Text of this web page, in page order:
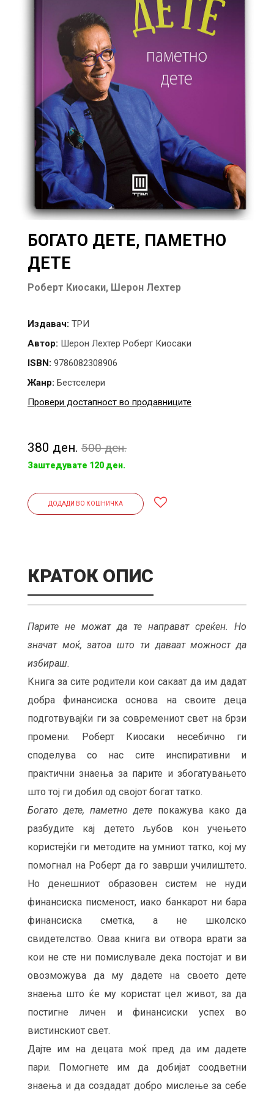
БОГАТО ДЕТЕ, ПАМЕТНО
ДЕТЕ
Роберт Киосаки, Шерон Лехтер
Издавач: ТРИ
Автор: Шерон Лехтер Роберт Киосаки
ISBN: 9786082308906
Жанр: Бестселери
Провери достапност во продавниците
380 ден. 500 ден.
Заштедувате 120 ден.
ДОДАДИ ВО КОШНИЧКА
КРАТОК ОПИС
Парите не можат да те направат среќен. Но
значат моќ, затоа што ти даваат можност да
избираш.
Книга за сите родители кои сакаат да им дадат
добра финансиска основа на своите деца
подготвувајќи ги за современиот свет на брзи
промени. Роберт Киосаки несебично ги
споделува со нас сите инспиративни и
практични знаења за парите и збогатувањето
што тој ги добил од својот богат татко.
Богато дете, паметно дете покажува како да
разбудите кај детето љубов кон учењето
користејќи ги методите на умниот татко, кој му
помогнал на Роберт да го заврши училиштето.
Но денешниот образовен систем не нуди
финансиска писменост, иако банкарот ни бара
финансиска сметка, а не школско
свидетелство. Оваа книга ви отвора врати за
кои не сте ни помислувале дека постојат и ви
овозможува да му дадете на своето дете
знаења што ќе му користат цел живот, за да
постигне личен и финансиски успех во
вистинскиот свет.
Дајте им на децата моќ пред да им дадете
пари. Помогнете им да добијат соодветни
знаења и да создадат добро мислење за себе